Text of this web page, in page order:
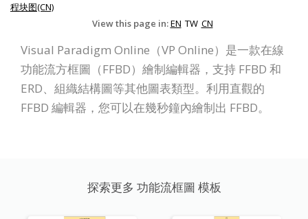
程块图(CN)
View this page in:EN TW CN
Visual Paradigm Online（VP Online）是一款在線
功能流方框圖（FFBD）繪制編輯器，支持 FFBD 和
ERD、組織結構圖等其他圖表類型。利用直觀的
FFBD 編輯器，您可以在幾秒鐘內繪制出 FFBD。
探索更多 功能流框圖 模板